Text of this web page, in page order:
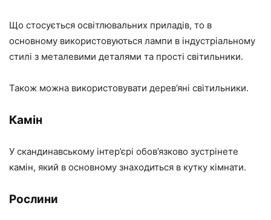
Що стосується освітлювальних приладів, то в
основному використовуються лампи в індустріальному
стилі з металевими деталями та прості світильники.
Також можна використовувати дерев’яні світильники.
Камін
У скандинавському інтер’єрі обов’язково зустрінете
камін, який в основному знаходиться в кутку кімнати.
Рослини